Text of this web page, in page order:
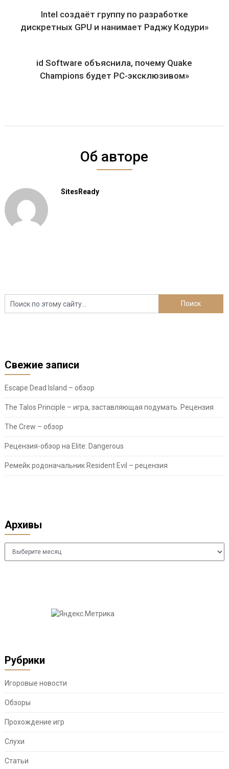
Intel создаёт группу по разработке
дискретных GPU и нанимает Раджу Кодури»
id Software объяснила, почему Quake
Champions будет PC-эксклюзивом»
Об авторе
SitesReady
Свежие записи
Escape Dead Island – обзор
The Talos Principle – игра, заставляющая подумать. Рецензия
The Crew – обзор
Рецензия-обзор на Elite: Dangerous
Ремейк родоначальник Resident Evil – рецензия
Архивы
Архивы
Рубрики
Игоровые новости
Обзоры
Прохождение игр
Слухи
Статьи